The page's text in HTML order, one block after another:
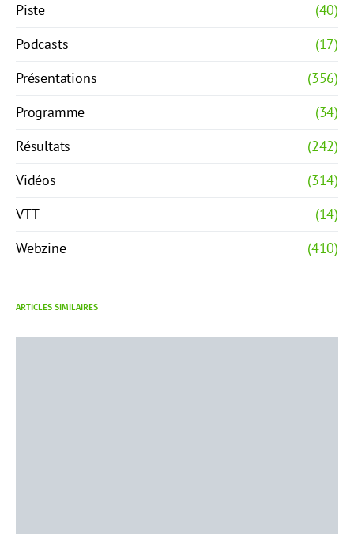
Piste
(40)
Podcasts
(17)
Présentations
(356)
Programme
(34)
Résultats
(242)
Vidéos
(314)
VTT
(14)
Webzine
(410)
ARTICLES SIMILAIRES